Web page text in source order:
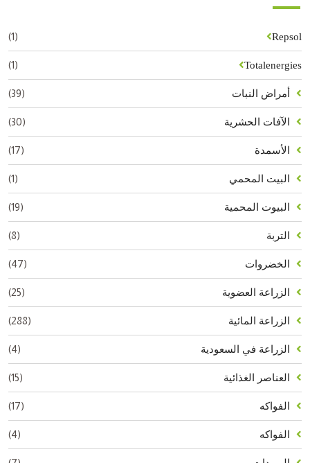
Repsol
(1)
Totalenergies
(1)
أمراض النبات (39)
الآفات الحشرية (30)
الأسمدة (17)
البيت المحمي (1)
البيوت المحمية (19)
التربة (8)
الخضروات (47)
الزراعة العضوية (25)
الزراعة المائية (288)
الزراعة في السعودية (4)
العناصر الغذائية (15)
الفواكه (17)
الفواكه (4)